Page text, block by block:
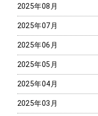
2025年08月
2025年07月
2025年06月
2025年05月
2025年04月
2025年03月